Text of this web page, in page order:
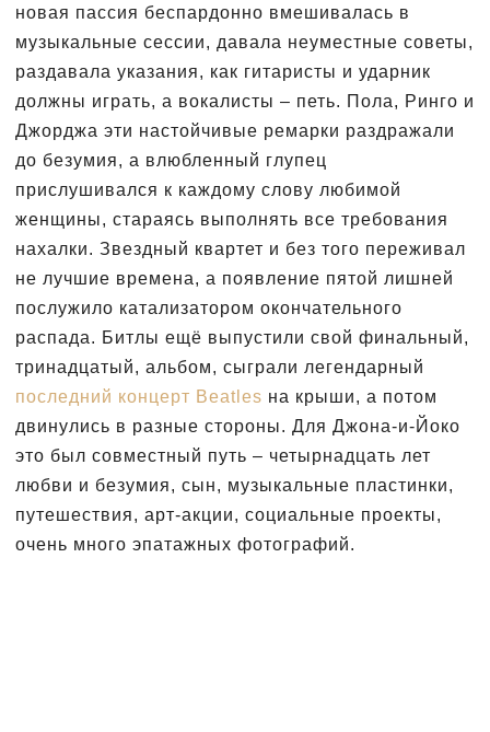
новая пассия беспардонно вмешивалась в
музыкальные сессии, давала неуместные советы,
раздавала указания, как гитаристы и ударник
должны играть, а вокалисты – петь. Пола, Ринго и
Джорджа эти настойчивые ремарки раздражали
до безумия, а влюбленный глупец
прислушивался к каждому слову любимой
женщины, стараясь выполнять все требования
нахалки. Звездный квартет и без того переживал
не лучшие времена, а появление пятой лишней
послужило катализатором окончательного
распада. Битлы ещё выпустили свой финальный,
тринадцатый, альбом, сыграли легендарный
последний концерт Beatles на крыши, а потом
двинулись в разные стороны. Для Джона-и-Йоко
это был совместный путь – четырнадцать лет
любви и безумия, сын, музыкальные пластинки,
путешествия, арт-акции, социальные проекты,
очень много эпатажных фотографий.